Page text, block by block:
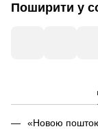
Поширити у
«Новою